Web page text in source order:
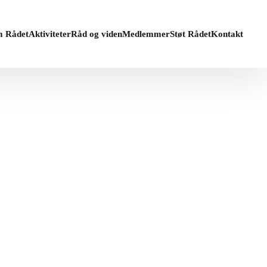
RådetAktiviteterRåd og videnMedlemmerStøt RådetKontakt